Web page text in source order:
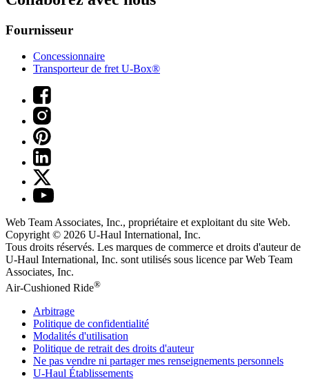
Fournisseur
Concessionnaire
Transporteur de fret U-Box®
Web Team Associates, Inc., propriétaire et exploitant du site Web.
Copyright © 2026 U-Haul International, Inc.
Tous droits réservés. Les marques de commerce et droits d'auteur de
U-Haul International, Inc. sont utilisés sous licence par Web Team
Associates, Inc.
Air-Cushioned Ride®
Arbitrage
Politique de confidentialité
Modalités d'utilisation
Politique de retrait des droits d'auteur
Ne pas vendre ni partager mes renseignements personnels
U-Haul Établissements